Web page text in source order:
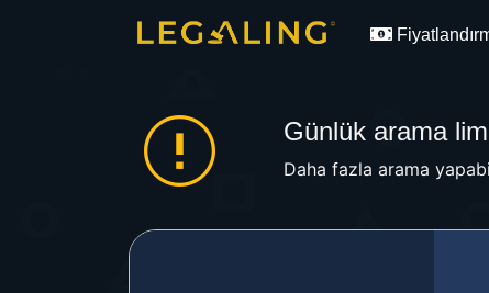
Günlük arama
Daha fazla arama